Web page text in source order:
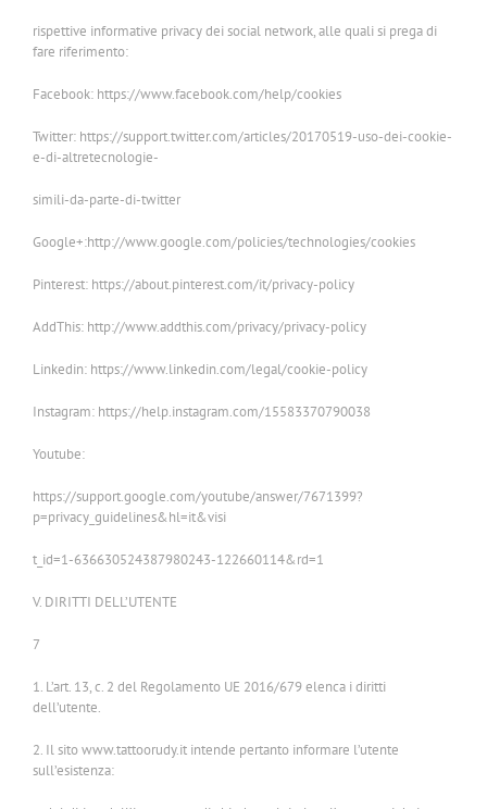
rispettive informative privacy dei social network, alle quali si prega di
fare riferimento:
Facebook: https://www.facebook.com/help/cookies
Twitter: https://support.twitter.com/articles/20170519-uso-dei-cookie-
e-di-altretecnologie-
simili-da-parte-di-twitter
Google+:http://www.google.com/policies/technologies/cookies
Pinterest: https://about.pinterest.com/it/privacy-policy
AddThis: http://www.addthis.com/privacy/privacy-policy
Linkedin: https://www.linkedin.com/legal/cookie-policy
Instagram: https://help.instagram.com/15583370790038
Youtube:
https://support.google.com/youtube/answer/7671399?
p=privacy_guidelines&hl=it&visi
t_id=1-636630524387980243-122660114&rd=1
V. DIRITTI DELL’UTENTE
7
1. L’art. 13, c. 2 del Regolamento UE 2016/679 elenca i diritti
dell’utente.
2. Il sito www.tattoorudy.it intende pertanto informare l’utente
sull’esistenza: